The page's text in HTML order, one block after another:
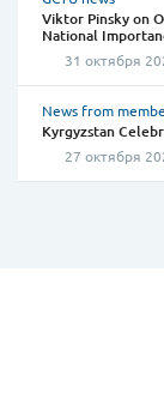
Viktor Pinsky on
National
31 октября
News from
Kyrgyzstan
27 октября